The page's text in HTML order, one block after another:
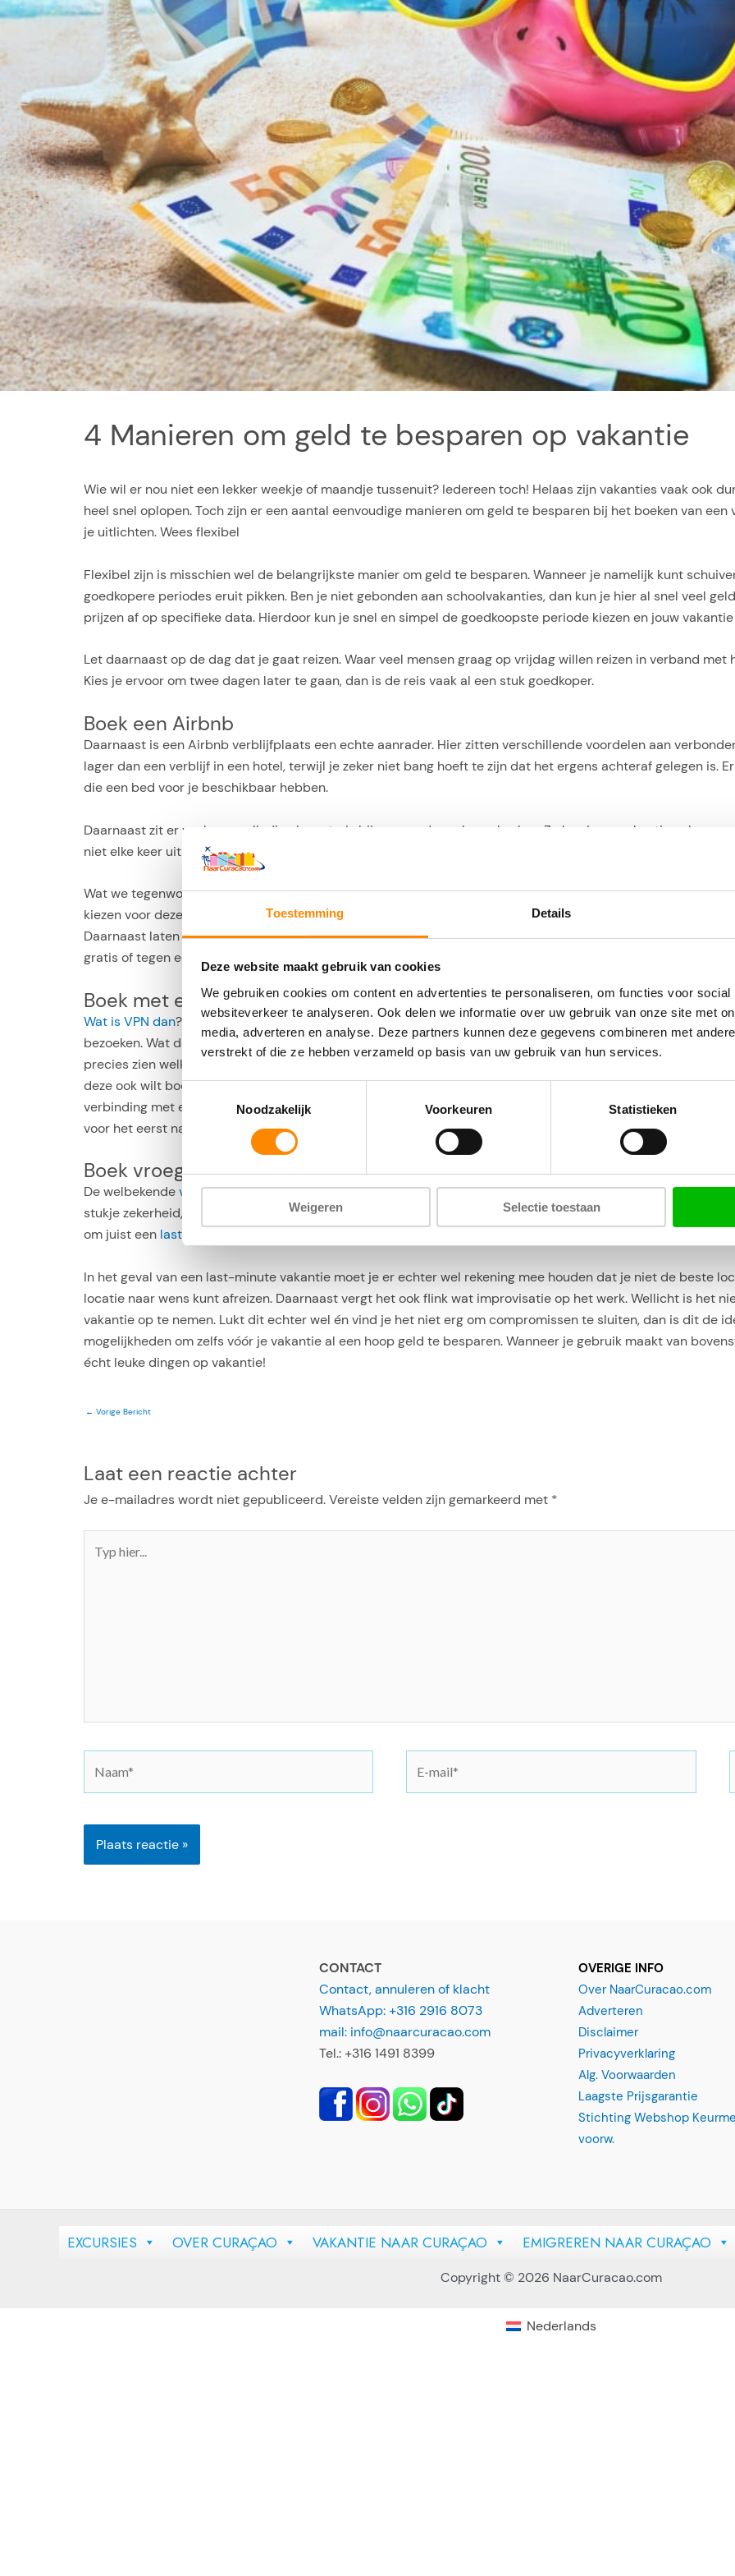
Toestemming Details
Deze website maakt gebruik van cookies
We gebruiken cookies om content en advertenties te personaliseren, om functies voor
websiteverkeer te analyseren. Ook delen we informatie over uw gebruik van onze site met
media, adverteren en analyse. Deze partners kunnen deze gegevens combineren met
verstrekt of die ze hebben verzameld op basis van uw gebruik van hun services.
Toestemmingsselectie
Noodzakelijk
Voorkeuren Statistieken
Weigeren Selectie toestaan
4 Manieren om geld te besparen op vakantie
Wie wil er nou niet een lekker weekje of maandje tussenuit? Iedereen toch! Helaas zijn vakanties vaak ook
heel snel oplopen. Toch zijn er een aantal eenvoudige manieren om geld te besparen bij het boeken van
je uitlichten. Wees flexibel
Flexibel zijn is misschien wel de belangrijkste manier om geld te besparen. Wanneer je namelijk kunt
goedkopere periodes eruit pikken. Ben je niet gebonden aan schoolvakanties, dan kun je hier al snel veel
prijzen af op specifieke data. Hierdoor kun je snel en simpel de goedkoopste periode kiezen en jouw
Let daarnaast op de dag dat je gaat reizen. Waar veel mensen graag op vrijdag willen reizen in verband
Kies je ervoor om twee dagen later te gaan, dan is de reis vaak al een stuk goedkoper.
Boek een Airbnb
Daarnaast is een Airbnb verblijfplaats een echte aanrader. Hier zitten verschillende voordelen aan
lager dan een verblijf in een hotel, terwijl je zeker niet bang hoeft te zijn dat het ergens achteraf gelegen is.
die een bed voor je beschikbaar hebben.
Daarnaast zit er vaak een volledige inventaris bij, waaronder ook een keuken. Zo kun je op vakantie ook nog
niet elke keer uit eten hoeft. Op die manier bespaar je niet alleen vóórdat je gaat, maar ook tijdens je reis.
Wat we tegenwoordig ook steeds meer zien, is het zogenaamde ‘Housesitting’. Hierbij pas je als het ware
kiezen voor deze optie omdat ze niet willen dat hun huis onbewaakt achterblijft. Hierdoor heb je ook nog
Daarnaast laten de mensen vaak een hond of kat achter, waardoor dit voor dierenliefhebbers helemaal een
gratis of tegen een kleine vergoeding. Daarnaast ervaar je het leven als een echte local!
Boek met een VPN
Wat is VPN dan? Daarom komen we later op! We kennen natuurlijk allemaal wel de bekende cookies die we
bezoeken. Wat deze cookies doen, is gegevens en zoekopdrachten opslaan die jij op de website doet op
precies zien welke websites jij bezoekt én waar je naar zoekt. Heb je al meerdere keren naar een
deze ook wilt boeken. Veel aanbieders kiezen er op basis van deze cookies voor om de prijzen omhoog te
verbinding met een dergelijke tool, dan neemt jouw computer het IP-adres van de server aan waarmee je
voor het eerst naar die vakantie, waardoor de prijzen ook een stuk lager zijn. Dit werkt zowel bij het boeken
Boek vroeg of heel laat
De welbekendevroegboekkortingenkomen hier natuurlijk ook om de hoek kijken. Veel mensen kiezen
stukje zekerheid, ook kun je er al snel honderden euro’s mee besparen. Wil je niet al zo vroeg vastzitten aan
om juist een last-minute naar Curaçao
In het geval van een last-minute vakantie moet je er echter wel rekening mee houden dat je niet de beste
locatie naar wens kunt afreizen. Daarnaast vergt het ook flink wat improvisatie op het werk. Wellicht is het
vakantie op te nemen. Lukt dit echter wel én vind je het niet erg om compromissen te sluiten, dan is dit de
mogelijkheden om zelfs vóór je vakantie al een hoop geld te besparen. Wanneer je gebruik maakt van
écht leuke dingen op vakantie!
← Vorige Bericht
Laat een reactie achter
Je e-mailadres wordt niet gepubliceerd.Vereiste velden zijn gemarkeerd met *
hier...
m
CONTACT
Contact, annuleren of klacht
WhatsApp: +316 2916 8073
mail: info@naarcuracao.com
Tel.: +316 1491 8399
OVERIGE INFO
Over NaarCuracao.com
Adverteren
Disclaimer
Privacyverklaring
Alg. Voorwaarden
Laagste Prijsgarantie
Stichting Webshop
voorw.
EXCURSIES OVER CURAÇAO VAKANTIE NAAR CURAÇAO EMIGREREN NAAR CURAÇAO
Copyright © 2026 NaarCuracao.com
Nederlands